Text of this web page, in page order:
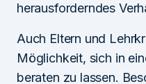
herausforderndes
Auch Eltern und
Möglichkeit, sich in
beraten zu lassen.